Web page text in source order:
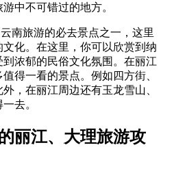
中不可错过的地方。
南旅游的必去景点之一，这里
化。在这里，你可以欣赏到纳
浓郁的民俗文化氛围。在丽江
得一看的景点。例如四方街、
，在丽江周边还有玉龙雪山、
去。
丽江、大理旅游攻